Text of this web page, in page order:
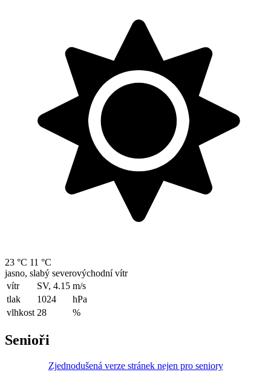
23 °C 11 °C
jasno, slabý severovýchodní vítr
vítr
SV, 4.15 m/s
tlak
1024
hPa
vlhkost 28 %
Senioři
Zjednodušená verze stránek nejen pro seniory